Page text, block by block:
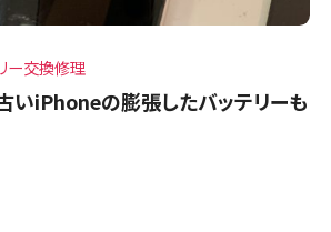
ー交換修理
いiPhoneの膨張したバッテリーも